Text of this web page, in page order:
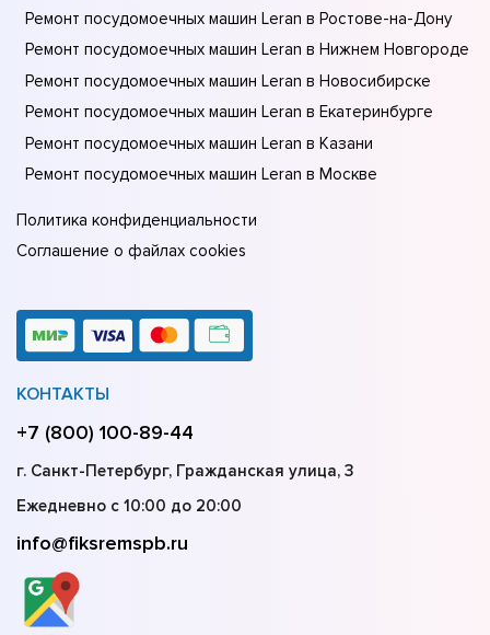
Ремонт посудомоечных машин Leran в Ростове-на-Донy
Ремонт посудомоечных машин Leran в Нижнем Новгороде
Ремонт посудомоечных машин Leran в Новосибирске
Ремонт посудомоечных машин Leran в Екатеринбурге
Ремонт посудомоечных машин Leran в Казани
Ремонт посудомоечных машин Leran в Москве
Политика конфиденциальности
Соглашение о файлах cookies
КОНТАКТЫ
+7 (800) 100-89-44
г. Санкт-Петербург, Гражданская улица, 3
Ежедневно с 10:00 до 20:00
info@fiksremspb.ru